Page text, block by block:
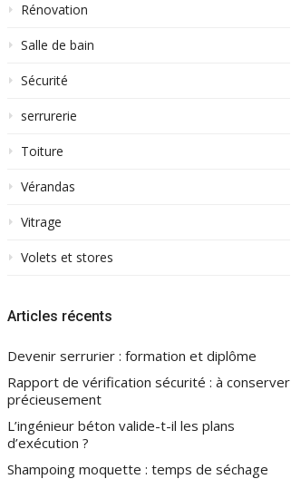
Rénovation
Salle de bain
Sécurité
serrurerie
Toiture
Vérandas
Vitrage
Volets et stores
Articles récents
Devenir serrurier : formation et diplôme
Rapport de vérification sécurité : à conserver
précieusement
L’ingénieur béton valide-t-il les plans
d’exécution ?
Shampoing moquette : temps de séchage